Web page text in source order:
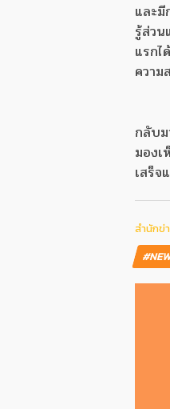
และ
รู้ส่วน
แรก
ความ
กลับ
มอง
เสร็จ
สํานักข่